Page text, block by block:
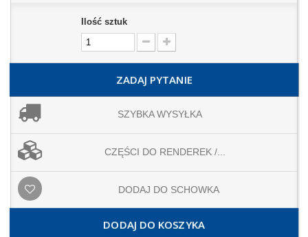
Ilość sztuk
ZADAJ PYTANIE
SZYBKA WYSYŁKA
CZĘŚCI DO RENDEREK /...
DODAJ DO SCHOWKA
DODAJ DO KOSZYKA